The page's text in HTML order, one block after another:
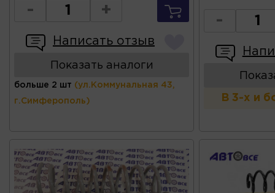
- +
Написать отзыв
Показать аналоги
больше 2 шт (ул.Коммунальная 43,
г.Симферополь)
-
В 3-х и